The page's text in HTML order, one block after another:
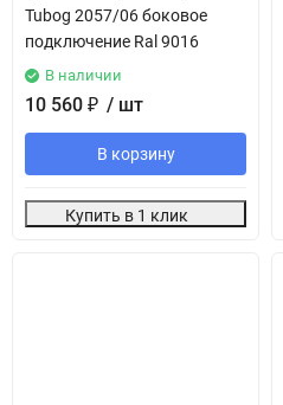
Tubog 2057/06 боковое
подключение Ral 9016
В наличии
10 560 ₽ / шт
В корзину
Купить в 1 клик